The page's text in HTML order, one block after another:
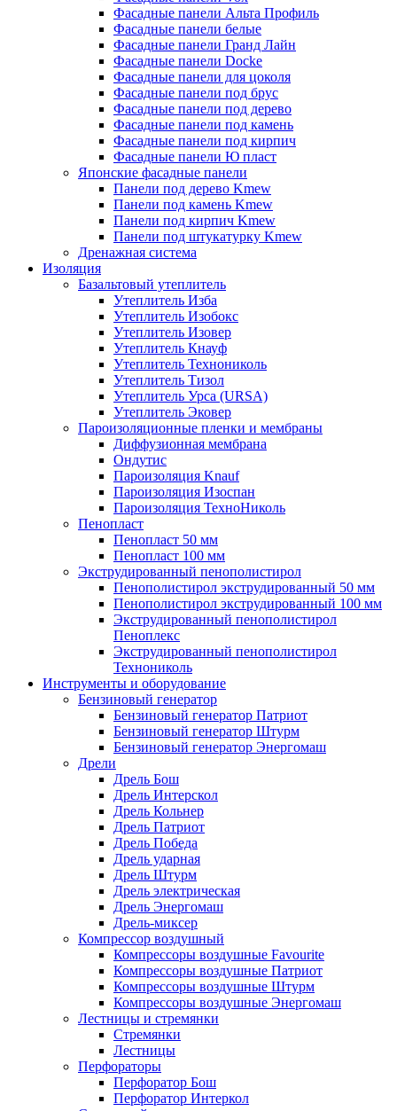
Фасадные панели Альта Профиль
Фасадные панели белые
Фасадные панели Гранд Лайн
Фасадные панели Docke
Фасадные панели для цоколя
Фасадные панели под брус
Фасадные панели под дерево
Фасадные панели под камень
Фасадные панели под кирпич
Фасадные панели Ю пласт
Японские фасадные панели
Панели под дерево Kmew
Панели под камень Kmew
Панели под кирпич Kmew
Панели под штукатурку Kmew
Дренажная система
Изоляция
Базальтовый утеплитель
Утеплитель Изба
Утеплитель Изобокс
Утеплитель Изовер
Утеплитель Кнауф
Утеплитель Технониколь
Утеплитель Тизол
Утеплитель Урса (URSA)
Утеплитель Эковер
Пароизоляционные пленки и мембраны
Диффузионная мембрана
Ондутис
Пароизоляция Knauf
Пароизоляция Изоспан
Пароизоляция ТехноНиколь
Пенопласт
Пенопласт 50 мм
Пенопласт 100 мм
Экструдированный пенополистирол
Пенополистирол экструдированный 50 мм
Пенополистирол экструдированный 100 мм
Экструдированный пенополистирол
Пеноплекс
Экструдированный пенополистирол
Технониколь
Инструменты и оборудование
Бензиновый генератор
Бензиновый генератор Патриот
Бензиновый генератор Штурм
Бензиновый генератор Энергомаш
Дрели
Дрель Бош
Дрель Интерскол
Дрель Кольнер
Дрель Патриот
Дрель Победа
Дрель ударная
Дрель Штурм
Дрель электрическая
Дрель Энергомаш
Дрель-миксер
Компрессор воздушный
Компрессоры воздушные Favourite
Компрессоры воздушные Патриот
Компрессоры воздушные Штурм
Компрессоры воздушные Энергомаш
Лестницы и стремянки
Стремянки
Лестницы
Перфораторы
Перфоратор Бош
Перфоратор Интеркол